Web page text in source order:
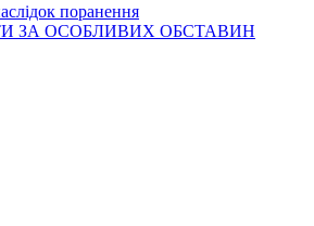
поранення
ЗА ОСОБЛИВИХ ОБСТАВИН